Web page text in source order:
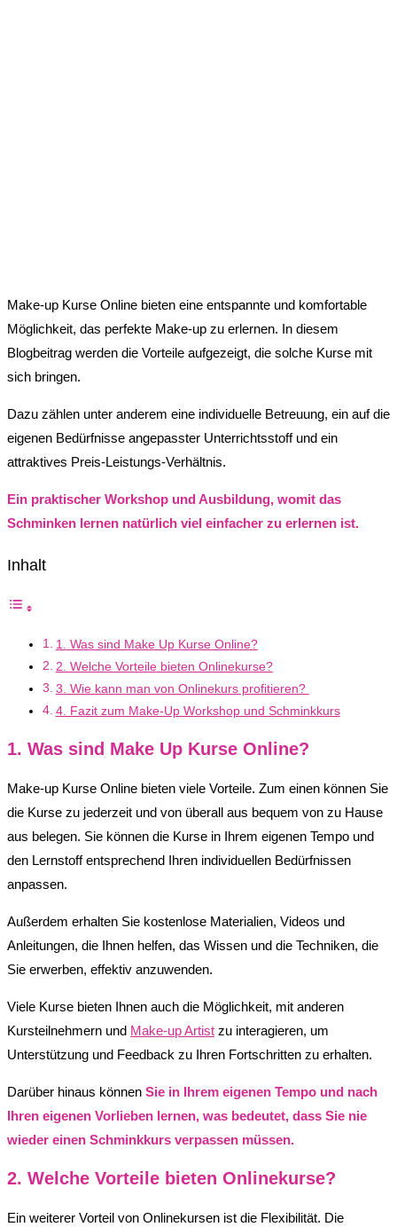
Make-up Kurse Online bieten eine entspannte und komfortable
Möglichkeit, das perfekte Make-up zu erlernen. In diesem
Blogbeitrag werden die Vorteile aufgezeigt, die solche Kurse mit
sich bringen.
Dazu zählen unter anderem eine individuelle Betreuung, ein auf die
eigenen Bedürfnisse angepasster Unterrichtsstoff und ein
attraktives Preis-Leistungs-Verhältnis.
Ein praktischer Workshop und Ausbildung, womit das
Schminken lernen natürlich viel einfacher zu erlernen ist.
Inhalt
1. Was sind Make Up Kurse Online?
2. Welche Vorteile bieten Onlinekurse?
3. Wie kann man von Onlinekurs profitieren?
4. Fazit zum Make-Up Workshop und Schminkkurs
1. Was sind Make Up Kurse Online?
Make-up Kurse Online bieten viele Vorteile. Zum einen können Sie
die Kurse zu jederzeit und von überall aus bequem von zu Hause
aus belegen. Sie können die Kurse in Ihrem eigenen Tempo und
den Lernstoff entsprechend Ihren individuellen Bedürfnissen
anpassen.
Außerdem erhalten Sie kostenlose Materialien, Videos und
Anleitungen, die Ihnen helfen, das Wissen und die Techniken, die
Sie erwerben, effektiv anzuwenden.
Viele Kurse bieten Ihnen auch die Möglichkeit, mit anderen
Kursteilnehmern und Make-up Artist zu interagieren, um
Unterstützung und Feedback zu Ihren Fortschritten zu erhalten.
Darüber hinaus können Sie in Ihrem eigenen Tempo und nach
Ihren eigenen Vorlieben lernen, was bedeutet, dass Sie nie
wieder einen Schminkkurs verpassen müssen.
2. Welche Vorteile bieten Onlinekurse?
Ein weiterer Vorteil von Onlinekursen ist die Flexibilität. Die